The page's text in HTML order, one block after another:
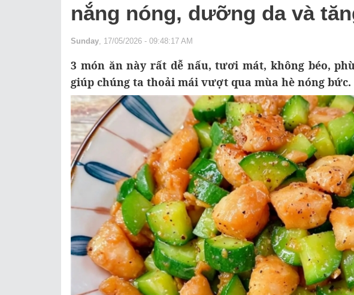
nắng nóng, dưỡng da và
Sunday , 17/05/2026 - 09:48:17 AM
3 món ăn này rất dễ nấu, tươi mát, không béo,
giúp chúng ta thoải mái vượt qua mùa hè nóng bức.